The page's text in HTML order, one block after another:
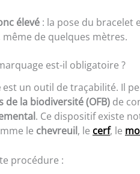
élevé : la pose du bracelet
même de quelques mètres.
est-il obligatoire ?
est un outil de traçabilité. Il
de la biodiversité (OFB) de
. Ce dispositif existe
le chevreuil, le cerf, le
procédure :